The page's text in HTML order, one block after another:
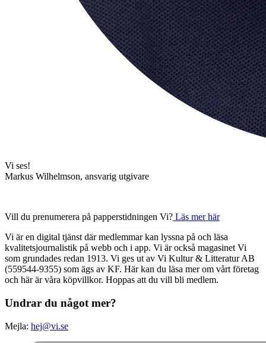
Vi ses!
Markus Wilhelmson, ansvarig utgivare
Vill du prenumerera på papperstidningen Vi? Läs mer här
Vi är en digital tjänst där medlemmar kan lyssna på och läsa
kvalitetsjournalistik på webb och i app. Vi är också magasinet Vi
som grundades redan 1913. Vi ges ut av Vi Kultur & Litteratur AB
(559544-9355) som ägs av KF. Här kan du läsa mer om vårt företag
och här är våra köpvillkor. Hoppas att du vill bli medlem.
Undrar du något mer?
Mejla: hej@vi.se